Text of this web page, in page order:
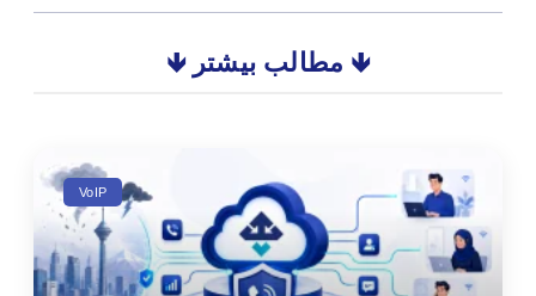
🡻 مطالب بیشتر 🡻
VoIP